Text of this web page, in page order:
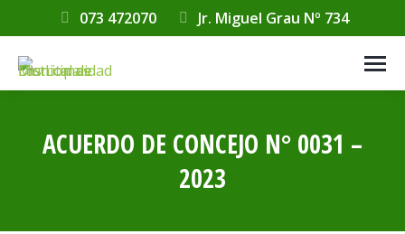
073 472070 Jr. Miguel Grau Nº 734
ACUERDO DE CONCEJO N° 0031 –
2023